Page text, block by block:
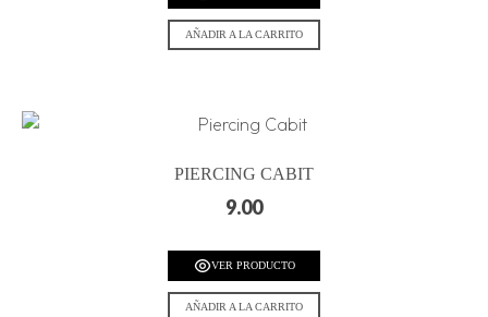
AÑADIR A LA CARRITO
PIERCING CABIT
9.00
VER PRODUCTO
AÑADIR A LA CARRITO